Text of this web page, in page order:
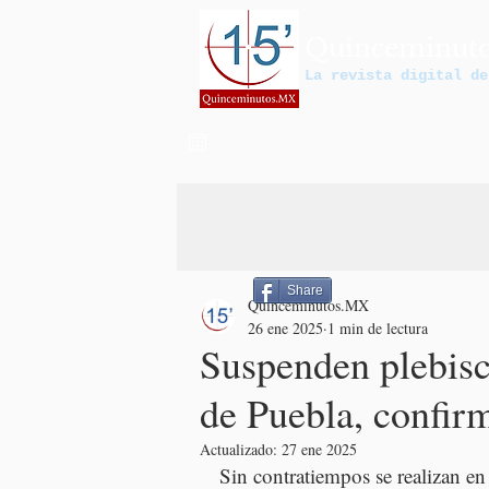
La revista digital de
Suspenden
de Puebla,
Quinceminutos.MX
26 ene 2025 1 min de lectura
Actualizado: 27 ene 2025
Sin contratiempos se realizan
Share